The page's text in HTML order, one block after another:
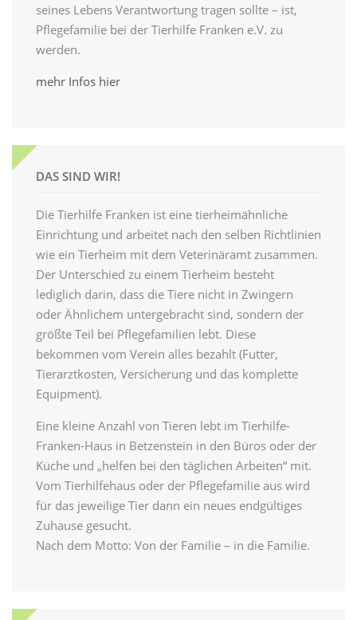
seines Lebens Verantwortung tragen sollte – ist,
Pflegefamilie bei der Tierhilfe Franken e.V. zu
werden.
mehr Infos hier
DAS SIND WIR!
Die Tierhilfe Franken ist eine tierheimähnliche
Einrichtung und arbeitet nach den selben Richtlinien
wie ein Tierheim mit dem Veterinäramt zusammen.
Der Unterschied zu einem Tierheim besteht
lediglich darin, dass die Tiere nicht in Zwingern
oder Ähnlichem untergebracht sind, sondern der
größte Teil bei Pflegefamilien lebt. Diese
bekommen vom Verein alles bezahlt (Futter,
Tierarztkosten, Versicherung und das komplette
Equipment).
Eine kleine Anzahl von Tieren lebt im Tierhilfe-
Franken-Haus in Betzenstein in den Büros oder der
Küche und „helfen bei den täglichen Arbeiten“ mit.
Vom Tierhilfehaus oder der Pflegefamilie aus wird
für das jeweilige Tier dann ein neues endgültiges
Zuhause gesucht.
Nach dem Motto: Von der Familie – in die Familie.